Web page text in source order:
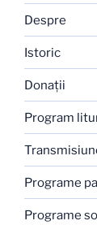
Despre
Istoric
Donaţii
Program
Programe
Programe